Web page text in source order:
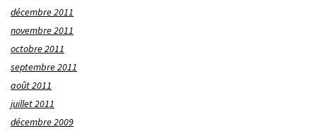
décembre 2011
novembre 2011
octobre 2011
septembre 2011
août 2011
juillet 2011
décembre 2009